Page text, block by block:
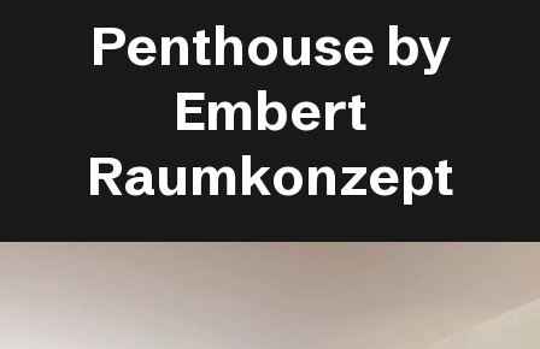
Penthouse by
Embert
Raumkonzept